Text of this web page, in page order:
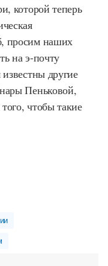
которой теперь
просим наших
на э-почту
другие
Пеньковой,
чтобы такие